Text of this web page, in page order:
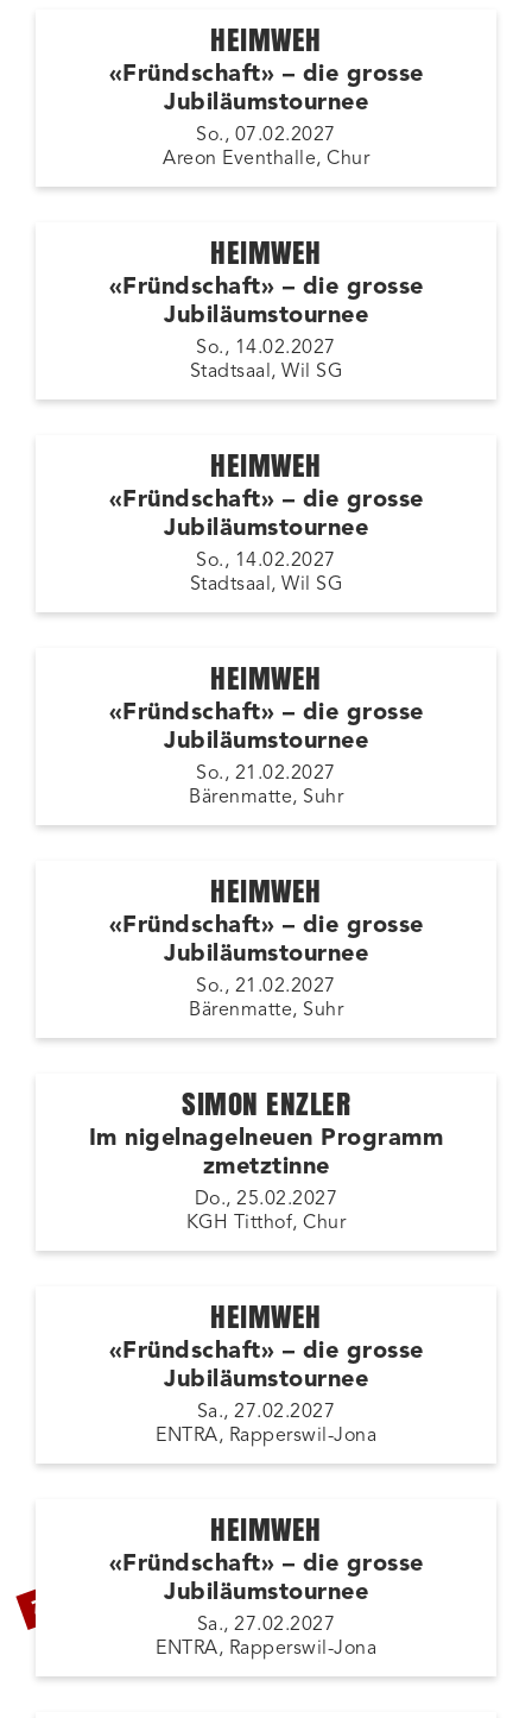
HEIMWEH
«Fründschaft» – die grosse
Jubiläumstournee
So., 07.02.2027
Areon Eventhalle, Chur
HEIMWEH
«Fründschaft» – die grosse
Jubiläumstournee
So., 14.02.2027
Stadtsaal, Wil SG
HEIMWEH
«Fründschaft» – die grosse
Jubiläumstournee
So., 14.02.2027
Stadtsaal, Wil SG
HEIMWEH
«Fründschaft» – die grosse
Jubiläumstournee
So., 21.02.2027
Bärenmatte, Suhr
HEIMWEH
«Fründschaft» – die grosse
Jubiläumstournee
So., 21.02.2027
Bärenmatte, Suhr
SIMON ENZLER
Im nigelnagelneuen Programm
zmetztinne
Do., 25.02.2027
KGH Titthof, Chur
HEIMWEH
«Fründschaft» – die grosse
Jubiläumstournee
Sa., 27.02.2027
ENTRA, Rapperswil-Jona
ZUSATZSHOW
HEIMWEH
«Fründschaft» – die grosse
Jubiläumstournee
Sa., 27.02.2027
ENTRA, Rapperswil-Jona